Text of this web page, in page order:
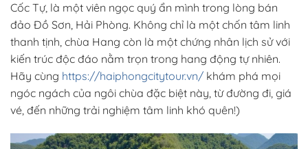
Cốc Tự, là một viên ngọc quý ẩn mình trong lòng bán
đảo Đồ Sơn, Hải Phòng. Không chỉ là một chốn tâm linh
thanh tịnh, chùa Hang còn là một chứng nhân lịch sử với
kiến trúc độc đáo nằm trọn trong hang động tự nhiên.
Hãy cùng https://haiphongcitytour.vn/ khám phá mọi
ngóc ngách của ngôi chùa đặc biệt này, từ đường đi, giá
vé, đến những trải nghiệm tâm linh khó quên!)